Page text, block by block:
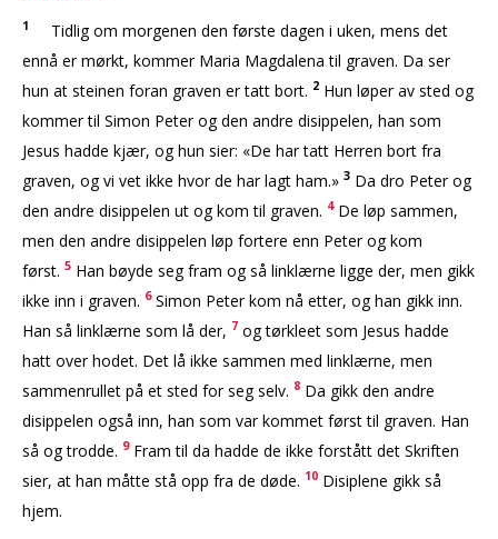
1
Tidlig om morgenen den første dagen i uken, mens det
ennå er mørkt, kommer Maria Magdalena til graven. Da ser
hun at steinen foran graven er tatt bort. 2 Hun løper av sted og
kommer til Simon Peter og den andre disippelen, han som
Jesus hadde kjær, og hun sier: «De har tatt Herren bort fra
graven, og vi vet ikke hvor de har lagt ham.» 3 Da dro Peter og
den andre disippelen ut og kom til graven. 4De løp sammen,
men den andre disippelen løp fortere enn Peter og kom
først. 5 Han bøyde seg fram og så linklærne ligge der, men gikk
ikke inn i graven. 6Simon Peter kom nå etter, og han gikk inn.
Han så linklærne som lå der, 7 og tørkleet som Jesus hadde
hatt over hodet. Det lå ikke sammen med linklærne, men
sammenrullet på et sted for seg selv. 8 Da gikk den andre
disippelen også inn, han som var kommet først til graven. Han
så og trodde. 9Fram til da hadde de ikke forstått det Skriften
sier, at han måtte stå opp fra de døde. 10 Disiplene gikk så
hjem.